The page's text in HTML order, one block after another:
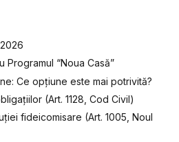
“Noua Casă”
Ce opțiune este mai potrivită?
(Art. 1128, Cod Civil)
fideicomisare (Art. 1005, Noul